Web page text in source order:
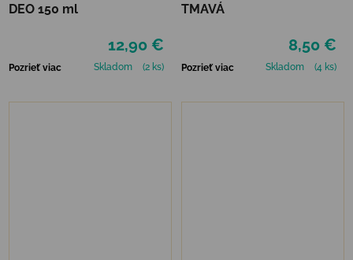
DEO 150 ml
12,90 €
Pozrieť viac Skladom (2 ks)
TMAVÁ
8,50 €
Pozrieť viac Skladom (4 ks)